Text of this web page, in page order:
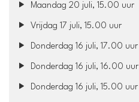
Maandag 20 juli, 15.00 uur
Vrijdag 17 juli, 15.00 uur
Donderdag 16 juli, 17.00 uur
Donderdag 16 juli, 16.00 uur
Donderdag 16 juli, 15.00 uur